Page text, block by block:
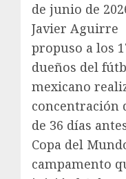
de junio de
Javier Aguirre
propuso a los
dueños del
mexicano
concentración
de 36 días
Copa del
campamento